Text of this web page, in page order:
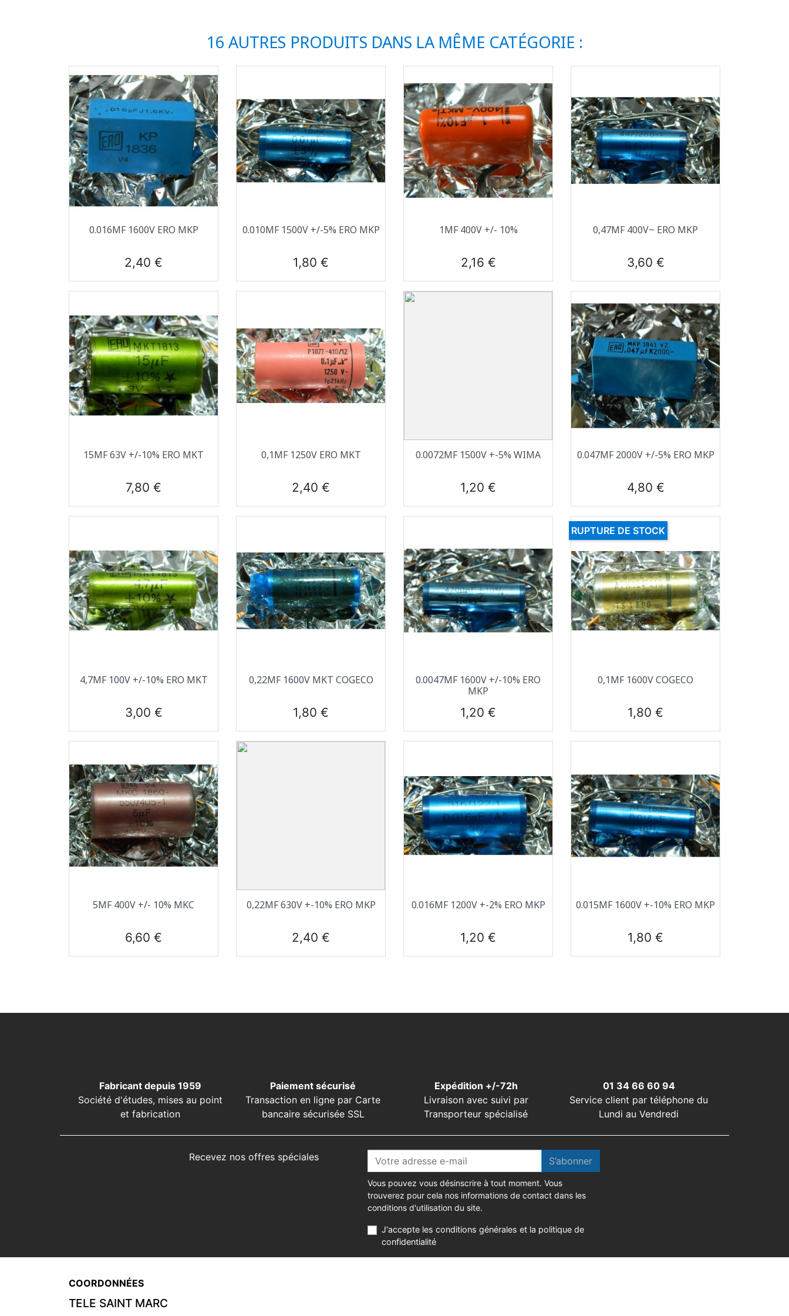
16 AUTRES PRODUITS DANS LA MÊME CATÉGORIE :
Aperçu rapide
0.016ΜF 1600V ERO MKP
Prix
2,40 €
 Aperçu rapide
0.010ΜF 1500V +/-5% ERO MKP
Prix
1,80 €
 Aperçu rapide
1ΜF 400V +/- 10%
Prix
2,16 €
Aperçu rapide
0,47ΜF 400V~ ERO MKP
Prix
3,60 €
Aperçu rapide
15ΜF 63V +/-10% ERO MKT
Prix
7,80 €
Aperçu rapide
0,1ΜF 1250V ERO MKT
Prix
2,40 €
Aperçu rapide
0.0072ΜF 1500V +-5% WIMA
Prix
1,20 €
Aperçu rapide
0.047ΜF 2000V +/-5% ERO MKP
Prix
4,80 €
Aperçu rapide
4,7ΜF 100V +/-10% ERO MKT
Prix
3,00 €
Aperçu rapide
0,22ΜF 1600V MKT COGECO
Prix
1,80 €
Aperçu rapide
0.0047ΜF 1600V +/-10% ERO
MKP
Prix
1,20 €
Aperçu rapide
0,1ΜF 1600V COGECO
Prix
1,80 €
RUPTURE DE STOCK
Aperçu rapide
5ΜF 400V +/- 10% MKC
Prix
6,60 €
Aperçu rapide
0,22ΜF 630V +-10% ERO MKP
Prix
2,40 €
Aperçu rapide
0.016ΜF 1200V +-2% ERO MKP
Prix
1,20 €
Aperçu rapide
0.015ΜF 1600V +-10% ERO MKP
Prix
1,80 €
Fabricant depuis 1959
Société d'études, mises au point
et fabrication
Paiement sécurisé
Transaction en ligne par Carte
bancaire sécurisée SSL
Expédition +/-72h
Livraison avec suivi par
Transporteur spécialisé
01 34 66 60 94
Service client par téléphone du
Lundi au Vendredi
Recevez nos offres spéciales S’abonner
Vous pouvez vous désinscrire à tout moment. Vous
trouverez pour cela nos informations de contact dans les
conditions d'utilisation du site.
J'accepte les conditions générales et la politique de
confidentialité
COORDONNÉES
TELE SAINT MARC